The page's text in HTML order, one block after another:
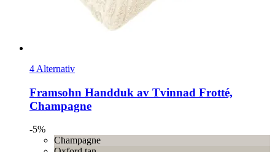
4 Alternativ
Framsohn Handduk av Tvinnad Frotté,
Champagne
-5%
Champagne